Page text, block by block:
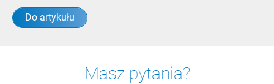
Do artykułu
Masz pytania?